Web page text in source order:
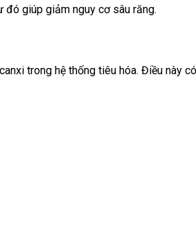
đó giúp giảm nguy cơ sâu răng.
trong hệ thống tiêu hóa. Điều này có